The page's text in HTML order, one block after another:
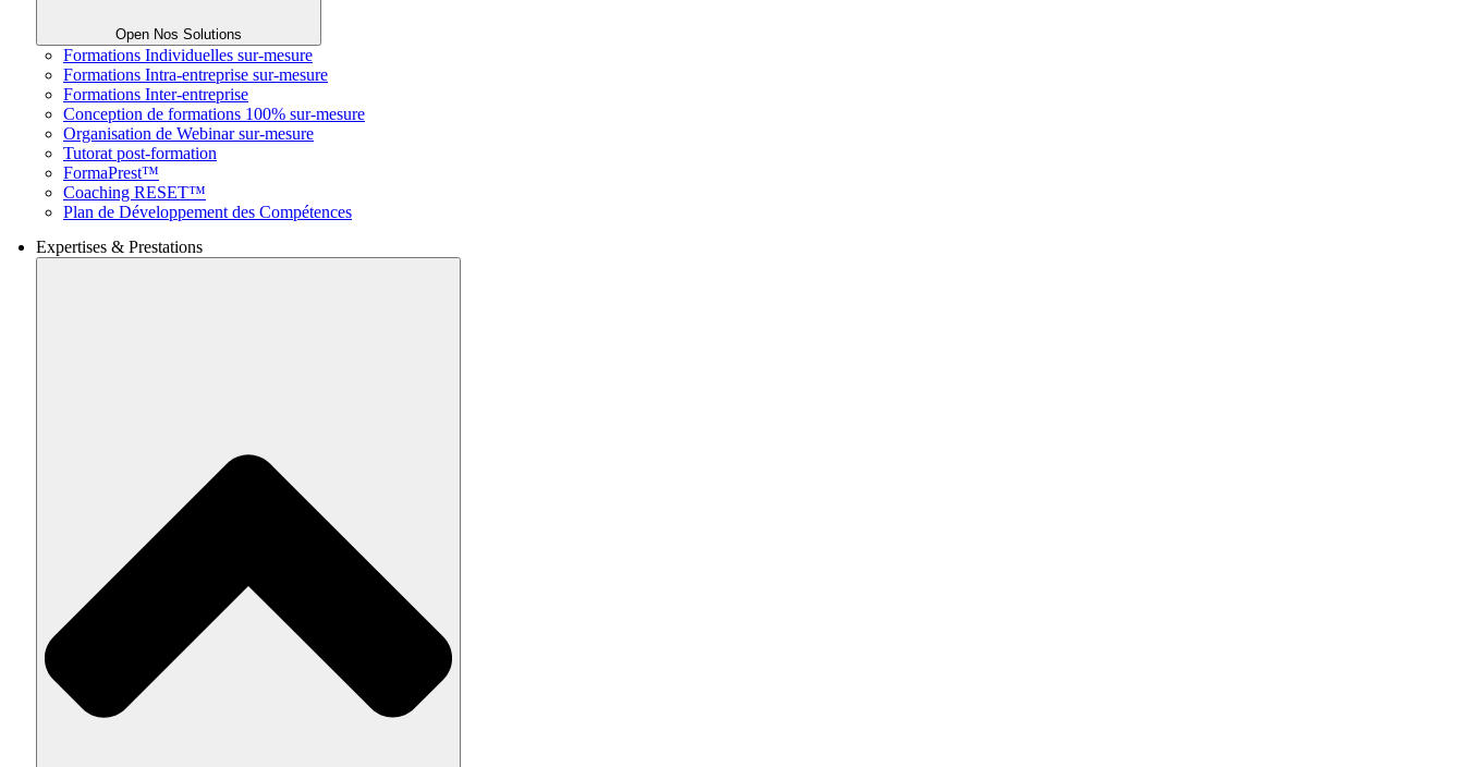
Open Nos Solutions
Formations Individuelles sur-mesure
Formations Intra-entreprise sur-mesure
Formations Inter-entreprise
Conception de formations 100% sur-mesure
Organisation de Webinar sur-mesure
Tutorat post-formation
FormaPrest™
Coaching RESET™
Plan de Développement des Compétences
Expertises & Prestations